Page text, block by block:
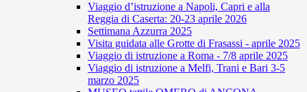
Viaggio d’istruzione a Napoli, Capri e alla
Reggia di Caserta: 20-23 aprile 2026
Settimana Azzurra 2025
Visita guidata alle Grotte di Frasassi - aprile 2025
Viaggio di istruzione a Roma - 7/8 aprile 2025
Viaggio di istruzione a Melfi, Trani e Bari 3-5
marzo 2025